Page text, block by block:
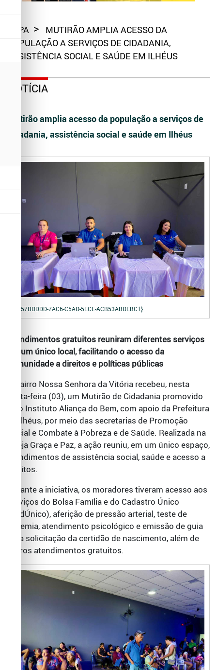
CAPA
MUTIRÃO AMPLIA ACESSO DA
POPULAÇÃO A SERVIÇOS DE CIDADANIA,
ASSISTÊNCIA SOCIAL E SAÚDE EM ILHÉUS
NOTÍCIA
Mutirão amplia acesso da população a serviços de
cidadania, assistência social e saúde em Ilhéus
{C57BDDDD-7AC6-C5AD-5ECE-ACB53ABDEBC1}
Atendimentos gratuitos reuniram diferentes serviços
em um único local, facilitando o acesso da
comunidade a direitos e políticas públicas
O bairro Nossa Senhora da Vitória recebeu, nesta
sexta-feira (03), um Mutirão de Cidadania promovido
pelo Instituto Aliança do Bem, com apoio da Prefeitura
de Ilhéus, por meio das secretarias de Promoção
Social e Combate à Pobreza e de Saúde. Realizada na
Igreja Graça e Paz, a ação reuniu, em um único espaço,
atendimentos de assistência social, saúde e acesso a
direitos.
Durante a iniciativa, os moradores tiveram acesso aos
serviços do Bolsa Família e do Cadastro Único
(CadÚnico), aferição de pressão arterial, teste de
glicemia, atendimento psicológico e emissão de guia
para solicitação da certidão de nascimento, além de
outros atendimentos gratuitos.